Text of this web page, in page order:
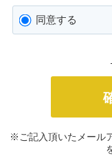
同意する
※ご記入頂いたメール